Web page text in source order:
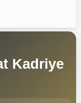
Kadriye